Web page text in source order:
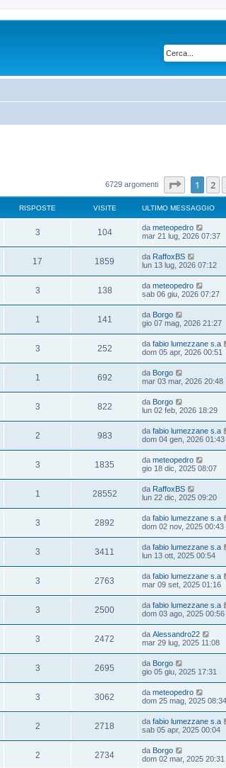
6729 argomenti Pagina1
1 2
RISPOSTE VISITE ULTIMO MESSAGGIO
3 104 da meteopedro
mar 21 lug, 2026 07:37
17 1859 da RaffoxBS
lun 13 lug, 2026 07:12
3 138 da meteopedro
sab 06 giu, 2026 07:27
1 141 da Borgo
gio 07 mag, 2026 21:27
3 252 da fabio lumezzane s.a
dom 05 apr, 2026 00:51
1 692 da Borgo
mar 03 mar, 2026 20:48
3 822 da Borgo
lun 02 feb, 2026 18:29
2 983 da fabio lumezzane s.a
dom 04 gen, 2026 01:43
3 1835 da meteopedro
gio 18 dic, 2025 08:07
1 28552 da RaffoxBS
lun 22 dic, 2025 09:20
3 2892 da fabio lumezzane s.a
dom 02 nov, 2025 00:43
3 3411 da fabio lumezzane s.a
lun 13 ott, 2025 00:54
3 2763 da fabio lumezzane s.a
mar 09 set, 2025 01:16
3 2500 da fabio lumezzane s.a
dom 03 ago, 2025 00:56
3 2472 da Alessandro22
mar 29 lug, 2025 11:08
3 2695 da Borgo
gio 05 giu, 2025 17:31
3 3062 da meteopedro
dom 25 mag, 2025 08:34
2 2718 da fabio lumezzane s.a
sab 05 apr, 2025 00:04
2 2734 da Borgo
dom 02 mar, 2025 20:31